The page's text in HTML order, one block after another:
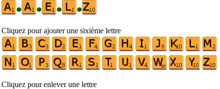
•
• • •
Cliquez pour ajouter une sixième lettre
Cliquez pour enlever une lettre